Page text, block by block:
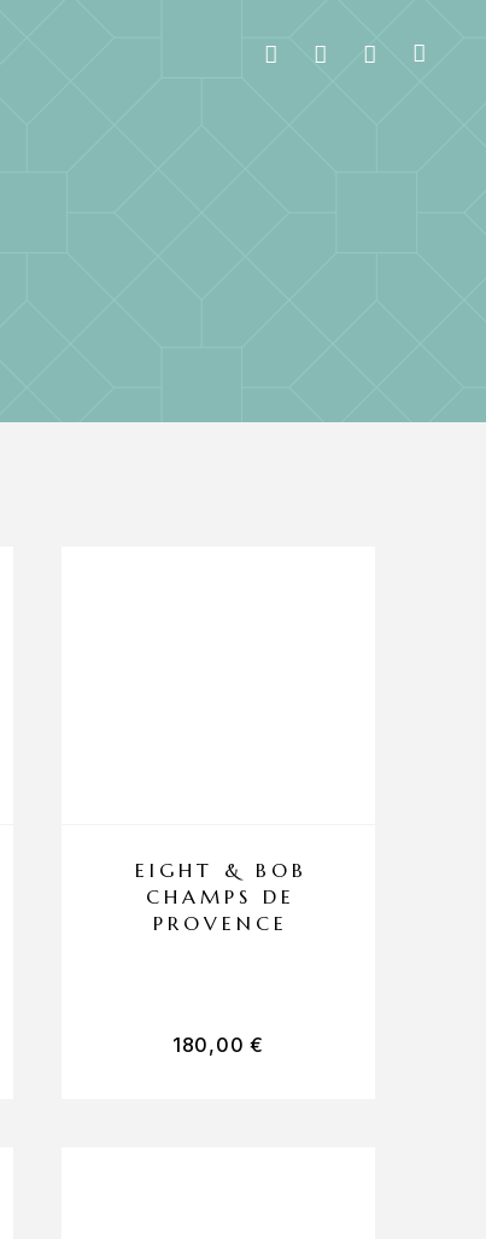
EIGHT & BOB
CHAMPS DE
PROVENCE
180,00€